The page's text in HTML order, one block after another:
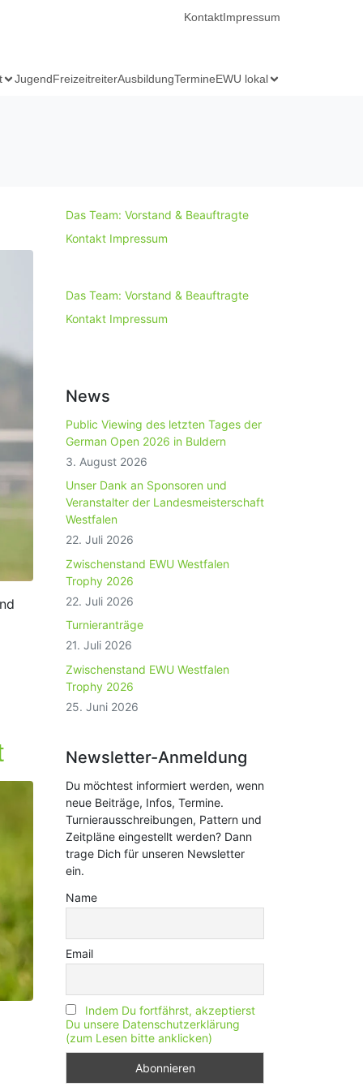
KontaktImpressum
JugendFreizeitreiterAusbildungTermineEWU lokal
Das Team: Vorstand & Beauftragte
Kontakt Impressum
Das Team: Vorstand & Beauftragte
Kontakt Impressum
News
Public Viewing des letzten Tages der
German Open 2026 in Buldern
3. August 2026
Unser Dank an Sponsoren und
Veranstalter der Landesmeisterschaft
Westfalen
22. Juli 2026
Zwischenstand EWU Westfalen
Trophy 2026
22. Juli 2026
Turnieranträge
21. Juli 2026
Zwischenstand EWU Westfalen
Trophy 2026
25. Juni 2026
Newsletter-Anmeldung
Du möchtest informiert werden, wenn
neue Beiträge, Infos, Termine.
Turnierausschreibungen, Pattern und
Zeitpläne eingestellt werden? Dann
trage Dich für unseren Newsletter
ein.
Name
Email
Indem Du fortfährst, akzeptierst
Du unsere Datenschutzerklärung
(zum Lesen bitte anklicken)